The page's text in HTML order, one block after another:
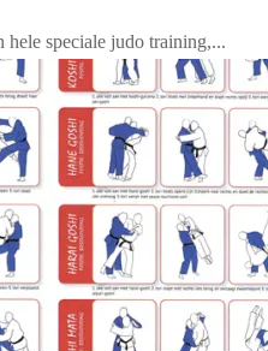
hele speciale judo training,...